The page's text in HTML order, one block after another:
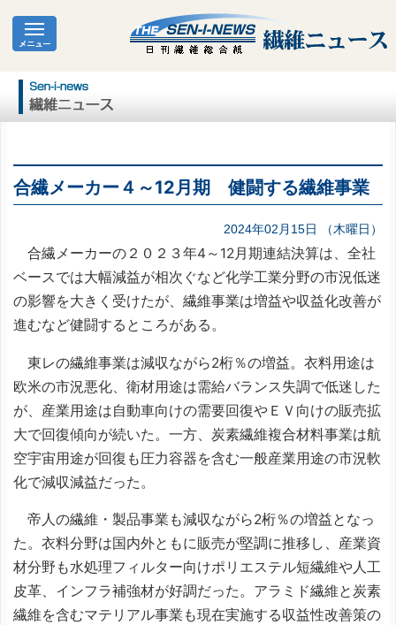
合繊メーカー４～12月期 健闘する繊維事業
2024年02月15日 （木曜日）
合繊メーカーの２０２３年4～12月期連結決算は、全社
ベースでは大幅減益が相次ぐなど化学工業分野の市況低迷
の影響を大きく受けたが、繊維事業は増益や収益化改善が
進むなど健闘するところがある。
東レの繊維事業は減収ながら2桁％の増益。衣料用途は
欧米の市況悪化、衛材用途は需給バランス失調で低迷した
が、産業用途は自動車向けの需要回復やＥＶ向けの販売拡
大で回復傾向が続いた。一方、炭素繊維複合材料事業は航
空宇宙用途が回復も圧力容器を含む一般産業用途の市況軟
化で減収減益だった。
帝人の繊維・製品事業も減収ながら2桁％の増益となっ
た。衣料分野は国内外ともに販売が堅調に推移し、産業資
材分野も水処理フィルター向けポリエステル短繊維や人工
皮革、インフラ補強材が好調だった。アラミド繊維と炭素
繊維を含むマテリアル事業も現在実施する収益性改善策の